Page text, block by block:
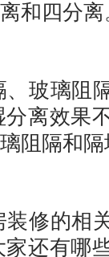
和四分离
玻璃阻
离效果
阻隔和
修的相
还有哪